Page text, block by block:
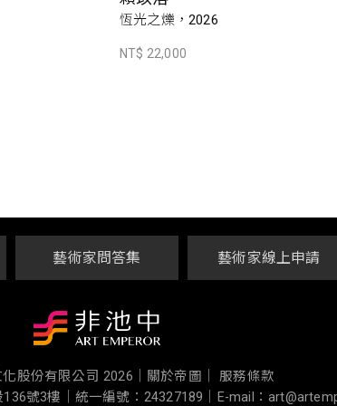
恆光之爍，2026
NT$ 22,000
藝術家問答集 藝術家線上申請
股份有限公司 2026 關於帝圖｜
服務條款
號3樓
統一編號：24327189 E-mail：